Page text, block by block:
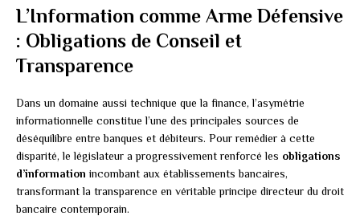
L’Information comme Arme Défensive
: Obligations de Conseil et
Transparence
Dans un domaine aussi technique que la finance, l’asymétrie
informationnelle constitue l’une des principales sources de
déséquilibre entre banques et débiteurs. Pour remédier à cette
disparité, le législateur a progressivement renforcé les obligations
d’information incombant aux établissements bancaires,
transformant la transparence en véritable principe directeur du droit
bancaire contemporain.